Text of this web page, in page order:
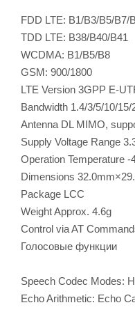
FDD LTE: B1/B3/B5/B7/
TDD LTE: B38/B40/B41
WCDMA: B1/B5/B8
GSM: 900/1800
LTE Version 3GPP E-
Bandwidth 1.4/3/5/10/15/
Antenna DL MIMO,
Supply Voltage Range
Operation Temperature -
Dimensions
Package LCC
Weight Approx. 4.6g
Control via AT
Голосовые функции
Speech Codec Modes:
Echo Arithmetic: Echo